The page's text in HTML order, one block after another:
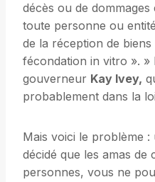
décès ou de
toute personne ou
de la réception de
fécondation in vitro ». »
gouverneur Kay Ivey,
probablement dans la
Mais voici le problème
décidé que les amas de
personnes, vous ne